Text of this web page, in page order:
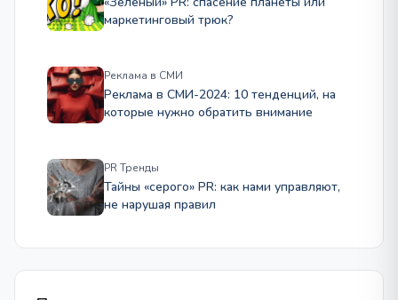
маркетинговый трюк?
Реклама в СМИ
Реклама в СМИ-2024: 10 тенденций, на
которые нужно обратить внимание
PR Тренды
Тайны «серого» PR: как нами управляют,
не нарушая правил